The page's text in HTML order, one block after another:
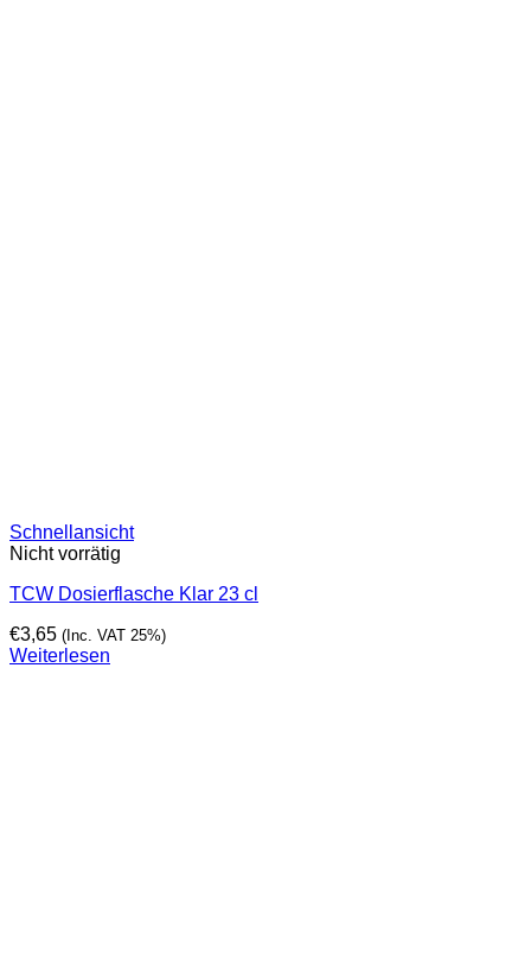
Schnellansicht
Nicht vorrätig
TCW Dosierflasche Klar 23 cl
€3,65 (Inc. VAT 25%)
Weiterlesen